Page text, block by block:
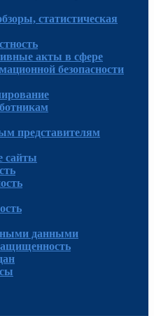
статистическая
акты в сфере
безопасности
представителям
сайты
данными